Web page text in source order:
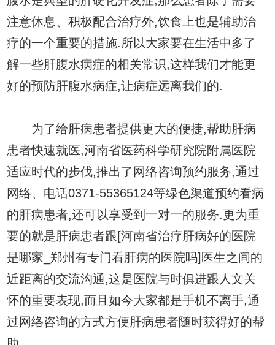
注意休息、积极配合治疗外,饮食上也是辅助治
疗的一个重要的措施.所以大家要在生活中多了
解一些肝腹水病症的相关常识,这样我们才能更
好的预防肝腹水病症,让病症远离我们的.
为了给肝病患者提供更大的便捷,帮助肝病
患者快速就医,河南省医药科学研究院附属医院
适应时代的步伐,推出了网络咨询预约服务,通过
网络、电话0371-55365124等绿色渠道预约看病
的肝病患者,还可以享受到一对一的服务.更为重
要的就是肝病患者跟[河南省治疗肝病好的医院
是哪家_郑州有专门看肝病的医院吗]医生之间的
近距离的交流沟通,这是医院与时俱进跟人文关
怀的重要表现,而且如今大家都是手机不离手,通
过网络咨询的方式方便肝病患者随时获得好的帮